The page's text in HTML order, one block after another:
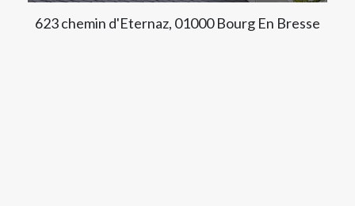
623 chemin d'Eternaz, 01000 Bourg En Bresse